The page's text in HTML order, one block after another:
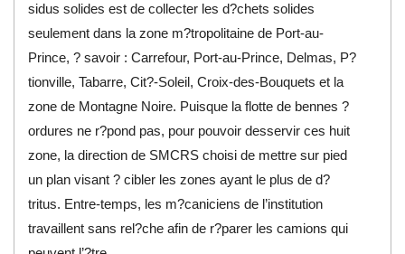
sidus solides est de collecter les d?chets solides
seulement dans la zone m?tropolitaine de Port-au-
Prince, ? savoir : Carrefour, Port-au-Prince, Delmas, P?
tionville, Tabarre, Cit?-Soleil, Croix-des-Bouquets et la
zone de Montagne Noire. Puisque la flotte de bennes ?
ordures ne r?pond pas, pour pouvoir desservir ces huit
zone, la direction de SMCRS choisi de mettre sur pied
un plan visant ? cibler les zones ayant le plus de d?
tritus. Entre-temps, les m?caniciens de l’institution
travaillent sans rel?che afin de r?parer les camions qui